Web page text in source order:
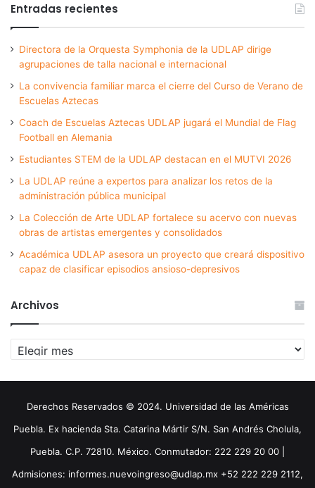
Entradas recientes
Directora de la Orquesta Symphonia de la UDLAP dirige
agrupaciones de talla nacional e internacional
La convivencia familiar marca el cierre del Curso de Verano de
Escuelas Aztecas
Coach de Escuelas Aztecas UDLAP jugará el Mundial de Flag
Football en Alemania
Estudiantes STEM de la UDLAP destacan en el MUTVI 2026
La UDLAP reúne a expertos para analizar los retos de la
administración pública municipal
La Colección de Arte UDLAP fortalece su acervo con nuevas
obras de artistas emergentes y consolidados
Académica UDLAP asesora un proyecto que creará dispositivo
capaz de clasificar episodios ansioso-depresivos
Archivos
Archivos
Derechos Reservados © 2024. Universidad de las Américas
Puebla. Ex hacienda Sta. Catarina Mártir S/N. San Andrés Cholula,
Puebla. C.P. 72810. México. Conmutador: 222 229 20 00 |
Admisiones: informes.nuevoingreso@udlap.mx +52 222 229 2112,